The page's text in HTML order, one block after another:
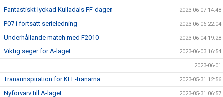
Fantastiskt lyckad Kulladals FF-dagen 2023-06-07 14:48
P07 i fortsatt serieledning 2023-06-06 22:04
Underhållande match med F2010 2023-06-04 19:28
Viktig seger för A-laget 2023-06-03 16:54
2023-06-01
Tränarinspiration för KFF-tränarna 2023-05-31 12:56
Nyförvärv till A-laget 2023-05-31 06:57